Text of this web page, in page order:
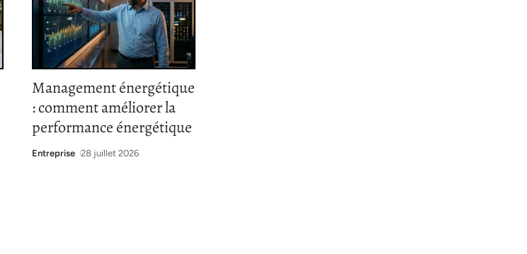
Management énergétique
: comment améliorer la
performance énergétique
Entreprise 28 juillet 2026